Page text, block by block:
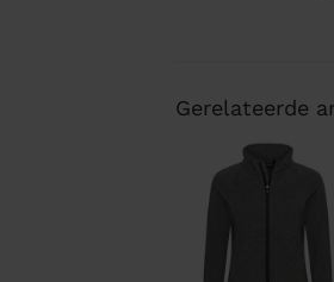
Gerelateerde